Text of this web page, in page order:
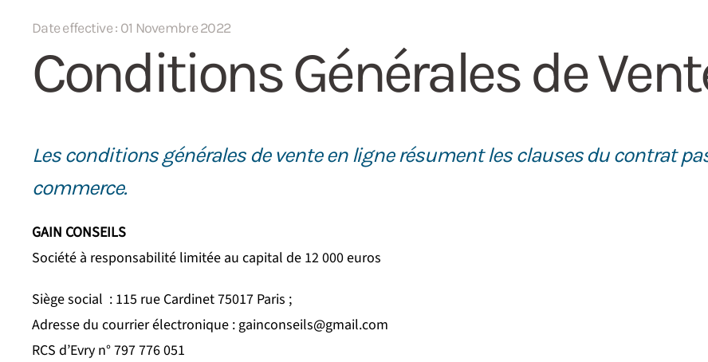
Date effective : 01 Novembre 2022
Conditions Générales de
Les conditions générales de vente en ligne résument les clauses du contrat
commerce.
GAIN CONSEILS
Société à responsabilité limitée au capital de 12 000 euros
Siège social : 115 rue Cardinet 75017 Paris ;
Adresse du courrier électronique : gainconseils@gmail.com
RCS d’Evry n° 797 776 051